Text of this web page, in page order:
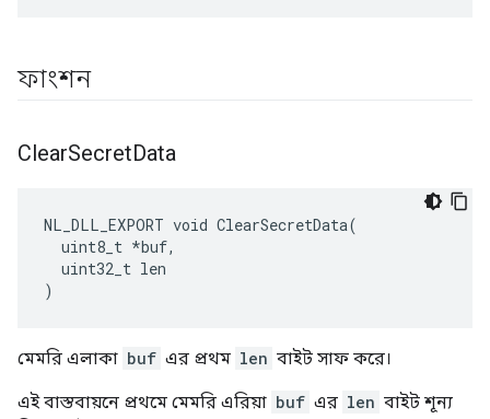
ফাংশন
ClearSecretData
NL_DLL_EXPORT void ClearSecretData(
  uint8_t *buf,
  uint32_t len
)
মেমরি এলাকা buf এর প্রথম len বাইট সাফ করে।
এই বাস্তবায়নে প্রথমে মেমরি এরিয়া buf এর len বাইট শূন্য